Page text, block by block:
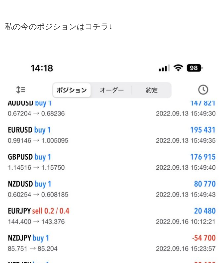
私の今のポジションはコチラ↓